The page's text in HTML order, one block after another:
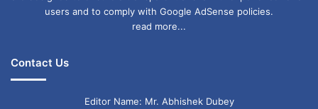
users and to comply with Google AdSense policies.
read more...
Contact Us
Editor Name: Mr. Abhishek Dubey